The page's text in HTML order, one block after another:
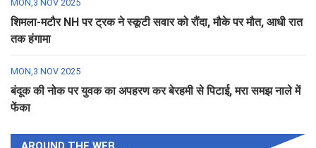
MON,3 NOV 2025
शिमला-मटौर NH पर ट्रक ने स्कूटी सवार को रौंदा, मौके पर मौत, आधी रात
तक हंगामा
MON,3 NOV 2025
बंदूक की नोक पर युवक का अपहरण कर बेरहमी से पिटाई, मरा समझ नाले में
फेंका